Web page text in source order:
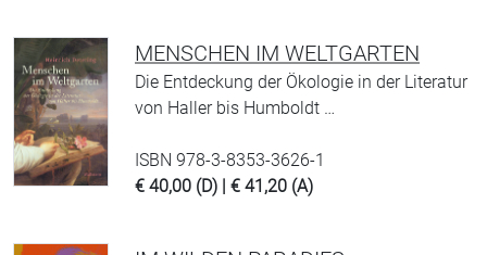
MENSCHEN IM WELTGARTEN
Die Entdeckung der Ökologie in der Literatur
von Haller bis Humboldt …
ISBN 978-3-8353-3626-1
€ 40,00 (D) | € 41,20 (A)